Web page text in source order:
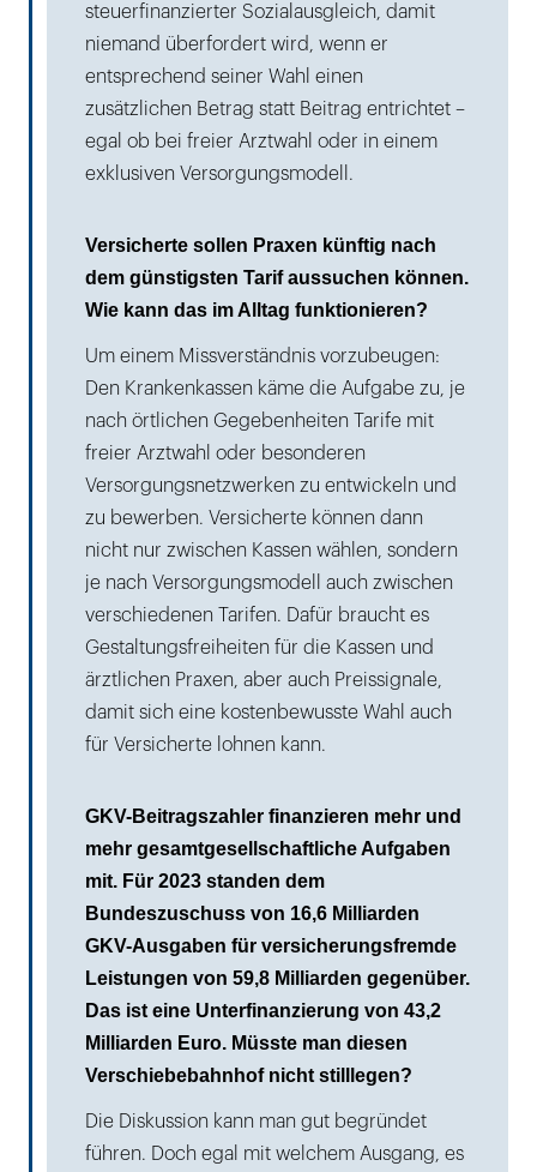
steuerfinanzierter Sozialausgleich, damit
niemand überfordert wird, wenn er
entsprechend seiner Wahl einen
zusätzlichen Betrag statt Beitrag entrichtet –
egal ob bei freier Arztwahl oder in einem
exklusiven Versorgungsmodell.
Versicherte sollen Praxen künftig nach
dem günstigsten Tarif aussuchen können.
Wie kann das im Alltag funktionieren?
Um einem Missverständnis vorzubeugen:
Den Krankenkassen käme die Aufgabe zu, je
nach örtlichen Gegebenheiten Tarife mit
freier Arztwahl oder besonderen
Versorgungsnetzwerken zu entwickeln und
zu bewerben. Versicherte können dann
nicht nur zwischen Kassen wählen, sondern
je nach Versorgungsmodell auch zwischen
verschiedenen Tarifen. Dafür braucht es
Gestaltungsfreiheiten für die Kassen und
ärztlichen Praxen, aber auch Preissignale,
damit sich eine kostenbewusste Wahl auch
für Versicherte lohnen kann.
GKV-Beitragszahler finanzieren mehr und
mehr gesamtgesellschaftliche Aufgaben
mit. Für 2023 standen dem
Bundeszuschuss von 16,6 Milliarden
GKV-Ausgaben für versicherungsfremde
Leistungen von 59,8 Milliarden gegenüber.
Das ist eine Unterfinanzierung von 43,2
Milliarden Euro. Müsste man diesen
Verschiebebahnhof nicht stilllegen?
Die Diskussion kann man gut begründet
führen. Doch egal mit welchem Ausgang, es